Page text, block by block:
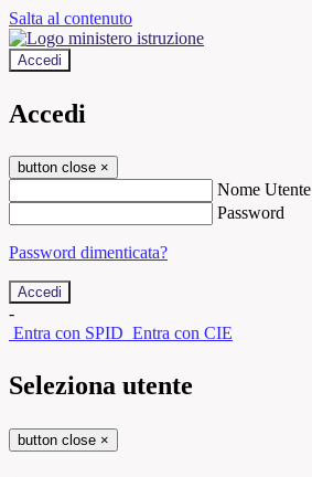
Salta al contenuto
Accedi
Accedi
button close ×
Nome Utente
Password
Password dimenticata?
-
Entra con SPID Entra con CIE
Seleziona utente
button close ×